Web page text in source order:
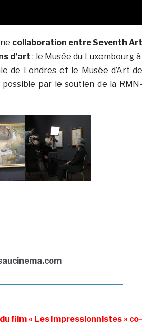
collaboration entre Seventh Art
d’art : le Musée du Luxembourg à
de Londres et le Musée d’Art de
par le soutien de la RMN-
film « Les Impressionnistes » co-